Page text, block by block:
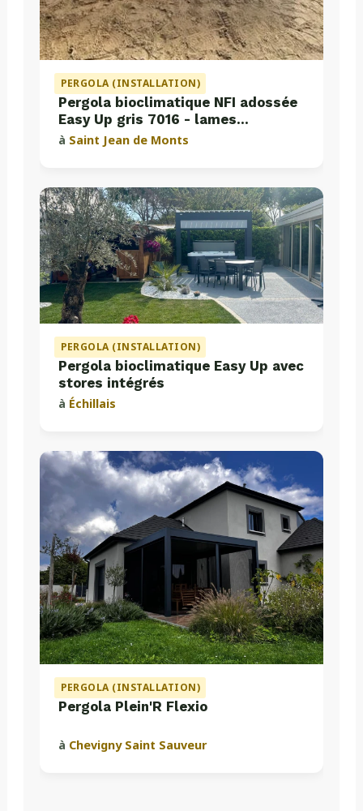
PERGOLA (INSTALLATION)
Pergola bioclimatique NFI adossée
Easy Up gris 7016 - lames
perpendiculaires
à Saint Jean de Monts
PERGOLA (INSTALLATION)
Pergola bioclimatique Easy Up avec
stores intégrés
à Échillais
PERGOLA (INSTALLATION)
Pergola Plein'R Flexio
à Chevigny Saint Sauveur